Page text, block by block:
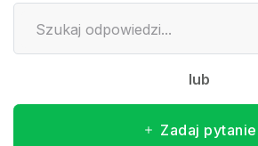
lub
Zadaj pytanie